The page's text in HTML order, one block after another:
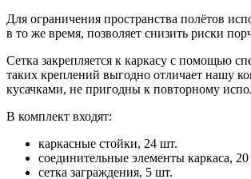
Для ограничения пространства полётов
в то же время, позволяет снизить риски
Сетка закрепляется к каркасу с помощью
таких креплений выгодно отличает нашу
кусачками, не пригодны к повторному
В комплект входят:
каркасные стойки, 24 шт.
соединительные элементы каркаса,
сетка заграждения, 5 шт.